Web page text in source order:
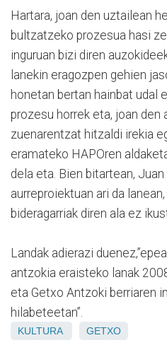
Hartara, joan den uztailean
bultzatzeko prozesua hasi
inguruan bizi diren
lanekin eragozpen gehien
honetan bertan hainbat udal
prozesu horrek eta, joan den
zuenarentzat hitzaldi irekia
eramateko HAPOren
dela eta. Bien bitartean,
aurreproiektuan ari da
bideragarriak diren ala ez
Landak adierazi
antzokia eraisteko lanak
eta Getxo Antzoki berriaren
hilabeteetan”.
KULTURA GETXO